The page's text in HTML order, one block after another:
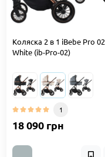
Коляска 2 в 1 iBebe Pro 02
White (ib-Pro-02)
1
18 090 грн